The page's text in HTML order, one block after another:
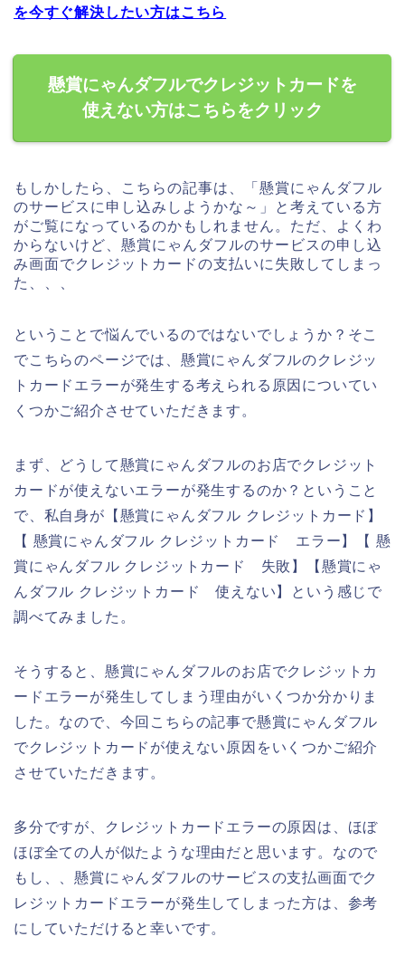
を今すぐ解決したい方はこちら
懸賞にゃんダフルでクレジットカードを
使えない方はこちらをクリック
もしかしたら、こちらの記事は、「懸賞にゃんダフル
のサービスに申し込みしようかな～」と考えている方
がご覧になっているのかもしれません。ただ、よくわ
からないけど、懸賞にゃんダフルのサービスの申し込
み画面でクレジットカードの支払いに失敗してしまっ
た、、、
ということで悩んでいるのではないでしょうか？そこ
でこちらのページでは、懸賞にゃんダフルのクレジッ
トカードエラーが発生する考えられる原因についてい
くつかご紹介させていただきます。
まず、どうして懸賞にゃんダフルのお店でクレジット
カードが使えないエラーが発生するのか？ということ
で、私自身が【懸賞にゃんダフル クレジットカード】
【 懸賞にゃんダフル クレジットカード エラー】【 懸
賞にゃんダフル クレジットカード 失敗】【懸賞にゃ
んダフル クレジットカード 使えない】という感じで
調べてみました。
そうすると、懸賞にゃんダフルのお店でクレジットカ
ードエラーが発生してしまう理由がいくつか分かりま
した。なので、今回こちらの記事で懸賞にゃんダフル
でクレジットカードが使えない原因をいくつかご紹介
させていただきます。
多分ですが、クレジットカードエラーの原因は、ほぼ
ほぼ全ての人が似たような理由だと思います。なので
もし、、懸賞にゃんダフルのサービスの支払画面でク
レジットカードエラーが発生してしまった方は、参考
にしていただけると幸いです。